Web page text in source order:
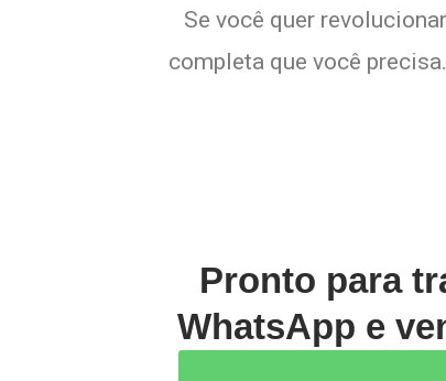
Se você quer
completa que você
Pronto para
WhatsApp e